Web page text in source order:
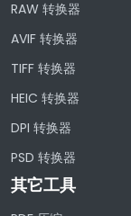
RAW 转换器
AVIF 转换器
TIFF 转换器
HEIC 转换器
DPI 转换器
PSD 转换器
其它工具